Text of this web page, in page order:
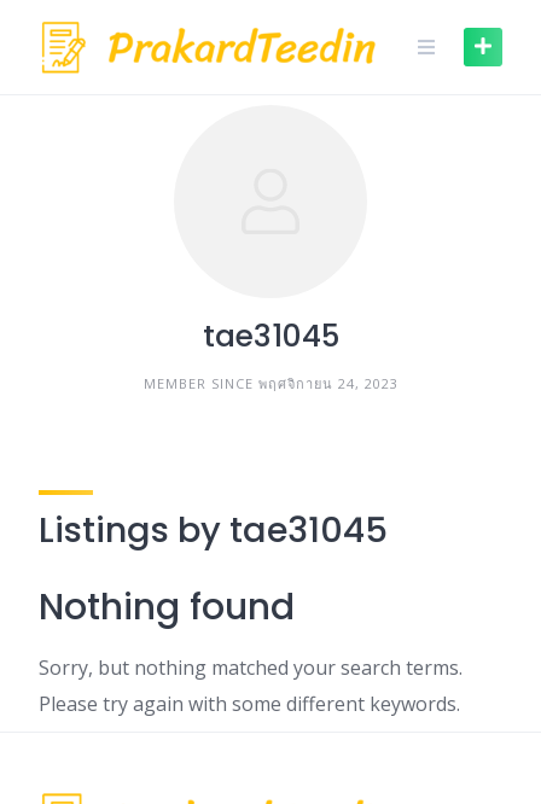
content
tae31045
MEMBER SINCE พฤศจิกายน 24, 2023
Listings by tae31045
Nothing found
Sorry, but nothing matched your search terms.
Please try again with some different keywords.